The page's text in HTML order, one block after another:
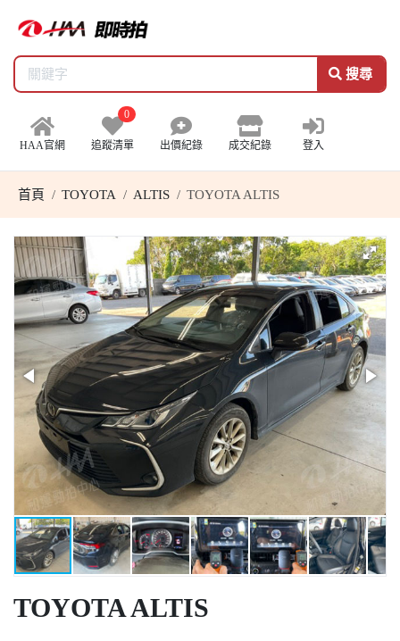
搜尋
HAA官網
0
追蹤清單 出價紀錄 成交紀錄 登入
首頁 TOYOTA ALTIS TOYOTA ALTIS
TOYOTA ALTIS